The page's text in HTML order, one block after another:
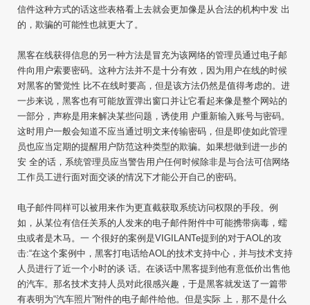
信件这种方式的话这些表格看上去就会更加像是从合法的机构中发 出
的，欺骗的可能性也就更大了。
黑客在线获得信息的另一种方法是冒充为该网络的管理员通过电子邮
件向用户索要密码。这种方法并不是十分有效，因为用户在线的时候
对黑客的警觉性 比不在线时要高，但是该方法仍然是值得考虑的。进
一步来说，黑客也有可能放置弹出窗口并让它看起来像是整个网站的
一部分，声称是用来解决某些问题，诱使用 户重新输入账号与密码。
这时用户一般会知道不应当通过明文来传输密码，但是即使如此管理
员也应当定期的提醒用户防范这种类型的欺骗。如果想做到进一步的
安 全的话，系统管理员应当警告用户任何时候除非是与合法可信网络
工作员工进行面对面交谈的情况下才能公开自己的密码。
电子邮件同样可以被用来作为更直截获取系统访问权限的手段。例
如，从某位有信任关系的人发来的电子邮件附件中可能携带病毒，蠕
虫或者是木马。一 个很好的案例是VIGILANTe提到的对于AOL的攻
击:“在这个案例中，黑客打电话给AOL的技术支持中心，并与技术支持
人员进行了近一个小时的谈 话。在谈话中黑客提到他有意低价出售他
的汽车。那名技术支持人员对此很感兴趣，于是黑客就发送了一篇带
有表明为“汽车照片”附件的电子邮件给他。但是实际 上，那不是什么